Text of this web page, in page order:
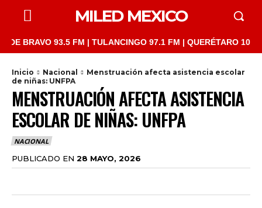
MILED MEXICO
93.5 FM | TULANCINGO 97.1 FM | QUERÉTARO 103.1
Inicio Nacional
Menstruación afecta asistencia escolar
de niñas: UNFPA
MENSTRUACIÓN AFECTA ASISTENCIA
ESCOLAR DE NIÑAS: UNFPA
NACIONAL
PUBLICADO EN 28 MAYO, 2026